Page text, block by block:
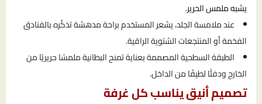
يشبه ملمس الحرير.
عند ملامسة الجلد، يشعر المستخدم براحة مدهشة تذكّره بالفنادق
الفخمة أو المنتجعات الشتوية الراقية.
الطبقة السطحية المصممة بعناية تمنح البطانية ملمسًا حريريًا من
الخارج ودفئًا لطيفًا من الداخل.
تصميم أنيق يناسب كل غرفة